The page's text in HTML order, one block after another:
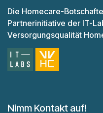
Die Homecare-
Partnerinitiative der IT-
Versorgungsqualität
Nimm Kontakt auf!